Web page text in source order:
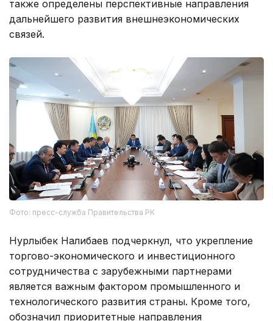
также определены перспективные направления
дальнейшего развития внешнеэкономических
связей.
Фото: пресс-служба Правительства РК
Нурлыбек Налибаев подчеркнул, что укрепление
торгово-экономического и инвестиционного
сотрудничества с зарубежными партнерами
является важным фактором промышленного и
технологического развития страны. Кроме того,
обозначил приоритетные направления